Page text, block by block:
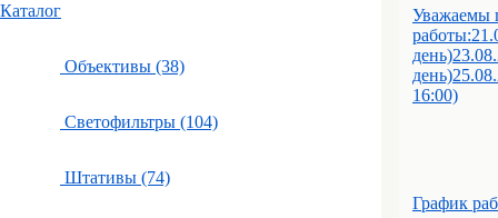
Каталог
Объективы (38)
Светофильтры (104)
Штативы (74)
Уважаемы
16:00)
График